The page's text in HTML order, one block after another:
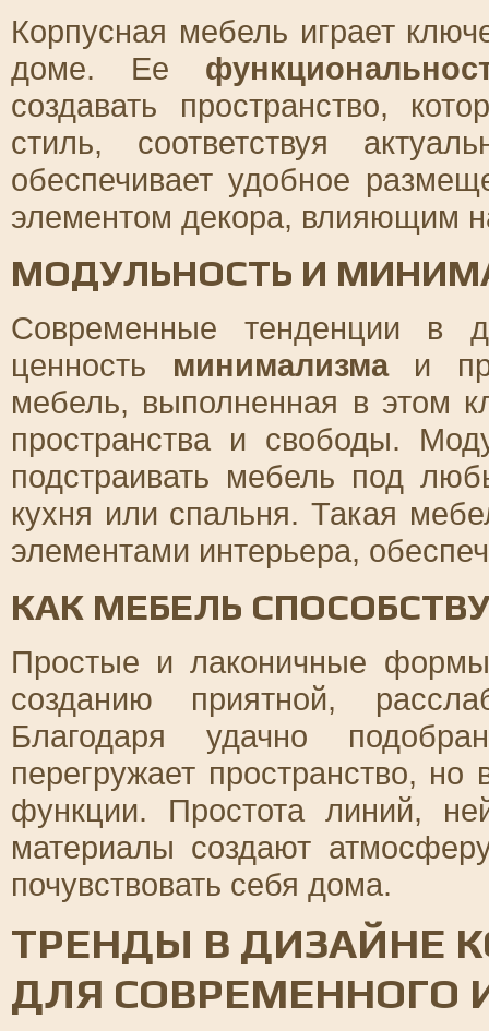
Корпусная мебель играет
доме. Ее
создавать пространство,
стиль, соответствуя
обеспечивает удобное
элементом декора, влияющим
МОДУЛЬНОСТЬ И
Современные тенденции в
ценность минимализмаи
мебель, выполненная в этом
пространства и свободы.
подстраивать мебель под
кухня или спальня. Такая
элементами интерьера,
КАК МЕБЕЛЬ
Простые и лаконичные формы
созданию приятной,
Благодаря удачно
перегружает пространство,
функции. Простота линий,
материалы создают
почувствовать себя дома.
ТРЕНДЫ В ДИЗАЙНЕ
ДЛЯ СОВРЕМЕННОГО